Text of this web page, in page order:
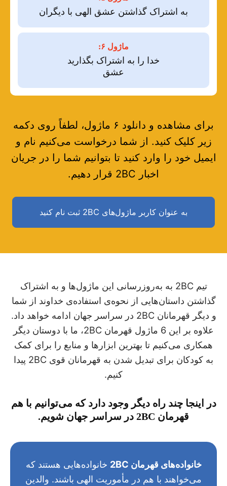
به اشتراک گذاشتن عشق الهی با دیگران
ماژول ۶:
خدا را به اشتراک بگذارید
عشق
برای مشاهده و دانلود ۶ ماژول، لطفاً روی دکمه
زیر کلیک کنید. از شما درخواست می‌کنیم نام و
ایمیل خود را وارد کنید تا بتوانیم شما را در جریان
اخبار 2BC قرار دهیم.
به عنوان کاربر ماژول‌های 2BC ثبت نام کنید
تیم 2BC به به‌روزرسانی این ماژول‌ها و به اشتراک
گذاشتن داستان‌هایی از نحوه‌ی استفاده‌ی خداوند از شما
و دیگر قهرمانان 2BC در سراسر جهان ادامه خواهد داد.
علاوه بر این 6 ماژول قهرمان 2BC، ما با دوستان دیگر
همکاری می‌کنیم تا بهترین ابزارها و منابع را برای کمک
به کودکان برای تبدیل شدن به قهرمانان قوی 2BC پیدا
کنیم.
در اینجا چند راه دیگر وجود دارد که می‌توانیم با هم
قهرمان 2BC در سراسر جهان شویم.
خانواده‌های قهرمان 2BC
خانواده‌هایی هستند که
می‌خواهند با هم در مأموریت الهی باشند. والدین